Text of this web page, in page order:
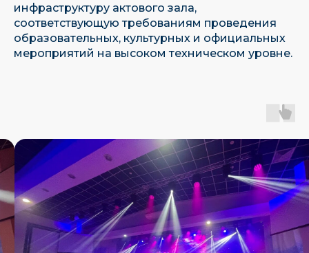
инфраструктуру актового зала,
соответствующую требованиям проведения
образовательных, культурных и официальных
мероприятий на высоком техническом уровне.
Имеем собственную научно-
исследовательскую базу